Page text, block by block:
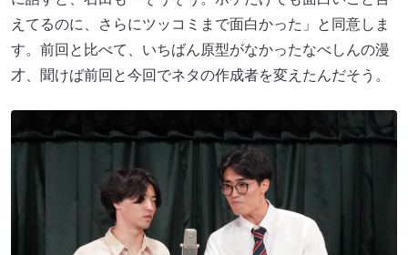
えてるのに、さらにツッコミまで面白かった」と同意しま
す。前回と比べて、いちばん原型がなかったなべしんの漫
才、聞けば前回と今回でネタの作成者を変えたんだそう。